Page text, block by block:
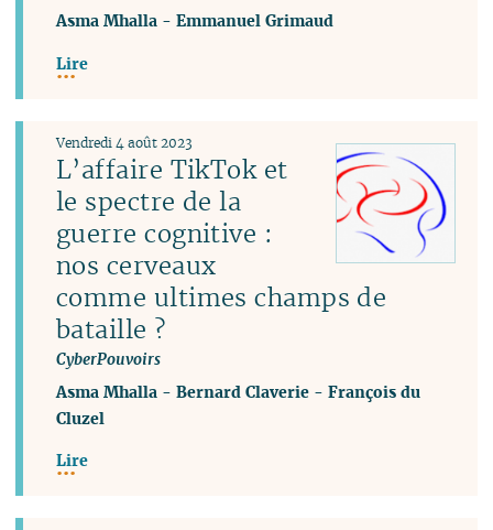
Asma Mhalla -Emmanuel Grimaud
Lire
L’affaire TikTok et
le spectre de la
guerre cognitive :
nos cerveaux
comme ultimes champs de
bataille ?
CyberPouvoirs
Vendredi 4 août 2023
Asma Mhalla -Bernard Claverie -François du
Cluzel
Lire